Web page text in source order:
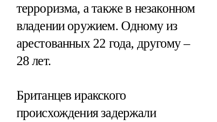
терроризма, а также в незаконном
владении оружием. Одному из
арестованных 22 года, другому –
28 лет.
Британцев иракского
происхождения задержали